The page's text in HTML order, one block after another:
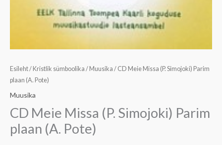
Esileht/ Kristlik sümboolika / Muusika / CD Meie Missa (P. Simojoki) Parim
plaan (A. Pote)
Muusika
CD Meie Missa (P. Simojoki) Parim
plaan (A. Pote)